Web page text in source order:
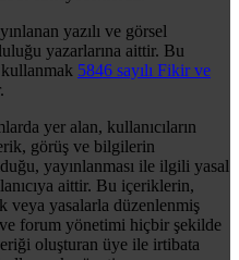
yazılı ve görsel
yazarlarına aittir. Bu
5846 sayılı Fikir ve
yer alan, kullanıcıların
görüş ve bilgilerin
yayınlanması ile ilgili yasal
aittir. Bu içeriklerin,
veya yasalarla düzenlenmiş
ve forum yönetimi hiçbir şekilde
oluşturan üye ile irtibata